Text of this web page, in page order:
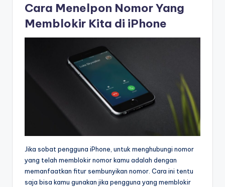
Cara Menelpon Nomor Yang
Memblokir Kita di iPhone
Jika sobat pengguna iPhone, untuk menghubungi nomor
yang telah memblokir nomor kamu adalah dengan
memanfaatkan fitur sembunyikan nomor. Cara ini tentu
saja bisa kamu gunakan jika pengguna yang memblokir